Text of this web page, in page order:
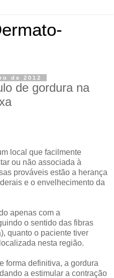
de 2012
de gordura na
local que facilmente
ou não associada à
prováveis estão a herança
e o envelhecimento da
apenas com a
o sentido das fibras
quanto o paciente tiver
nesta região.
forma definitiva, a gordura
a estimular a contração